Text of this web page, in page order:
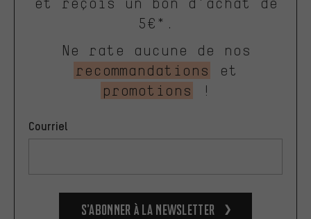
5€*.
Ne rate aucune de nos
recommandations
et
promotions
!
Courriel
S’abonner à la newsletter